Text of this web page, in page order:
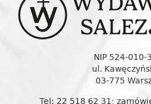
NIP 524-010-
ul.
03-775
Tel: 22 518 62 31;